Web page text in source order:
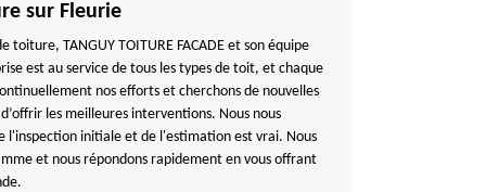
sur Fleurie
toiture, TANGUY TOITURE FACADE et son équipe
est au service de tous les types de toit, et chaque
nos efforts et cherchons de nouvelles
les meilleures interventions. Nous nous
l'inspection initiale et de l'estimation est vrai. Nous
et nous répondons rapidement en vous offrant